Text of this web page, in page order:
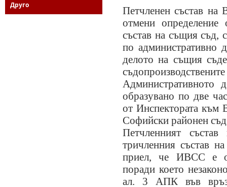
Друго
Петчленен състав на
отмени
състав на същия съд,
по
делото на същия
Административното
образувано по две
от Инспектората
Софийски районен
Петчленният
тричленния състав
приел, че ИВСС е
поради което
ал. 3 АПК във